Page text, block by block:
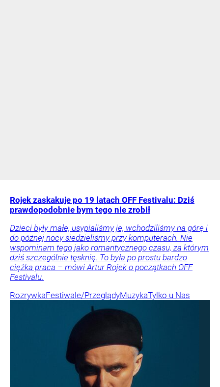
Rojek zaskakuje po 19 latach OFF Festivalu: Dziś
prawdopodobnie bym tego nie zrobił
Dzieci były małe, usypialiśmy je, wchodziliśmy na górę i
do późnej nocy siedzieliśmy przy komputerach. Nie
wspominam tego jako romantycznego czasu, za którym
dziś szczególnie tęsknię. To była po prostu bardzo
ciężka praca – mówi Artur Rojek o początkach OFF
Festivalu.
RozrywkaFestiwale/PrzeglądyMuzykaTylko u Nas